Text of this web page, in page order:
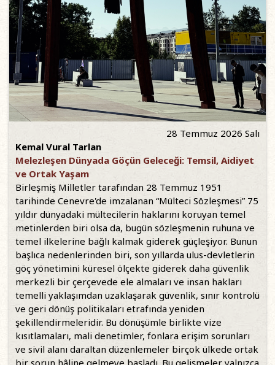
28 Temmuz 2026 Salı
Kemal Vural Tarlan
Melezleşen Dünyada Göçün Geleceği: Temsil, Aidiyet
ve Ortak Yaşam
Birleşmiş Milletler tarafından 28 Temmuz 1951
tarihinde Cenevre'de imzalanan “Mülteci Sözleşmesi” 75
yıldır dünyadaki mültecilerin haklarını koruyan temel
metinlerden biri olsa da, bugün sözleşmenin ruhuna ve
temel ilkelerine bağlı kalmak giderek güçleşiyor. Bunun
başlıca nedenlerinden biri, son yıllarda ulus-devletlerin
göç yönetimini küresel ölçekte giderek daha güvenlik
merkezli bir çerçevede ele almaları ve insan hakları
temelli yaklaşımdan uzaklaşarak güvenlik, sınır kontrolü
ve geri dönüş politikaları etrafında yeniden
şekillendirmeleridir. Bu dönüşümle birlikte vize
kısıtlamaları, mali denetimler, fonlara erişim sorunları
ve sivil alanı daraltan düzenlemeler birçok ülkede ortak